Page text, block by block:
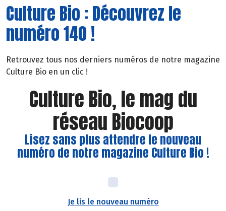
Culture Bio : Découvrez le
numéro 140 !
Retrouvez tous nos derniers numéros de notre magazine
Culture Bio en un clic !
Culture Bio, le mag du
réseau Biocoop
Lisez sans plus attendre le nouveau
numéro de notre magazine Culture Bio !
Je lis le nouveau numéro